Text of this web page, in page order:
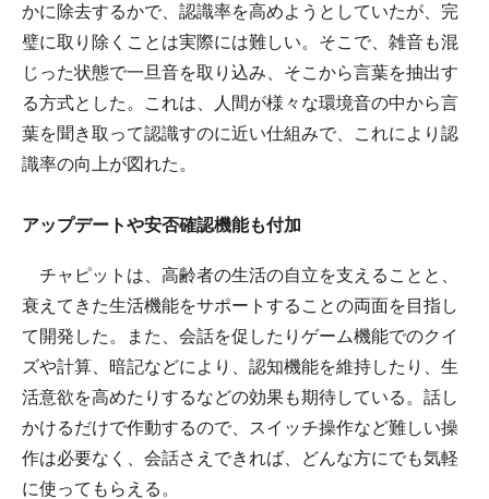
かに除去するかで、認識率を高めようとしていたが、完
璧に取り除くことは実際には難しい。そこで、雑音も混
じった状態で一旦音を取り込み、そこから言葉を抽出す
る方式とした。これは、人間が様々な環境音の中から言
葉を聞き取って認識すのに近い仕組みで、これにより認
識率の向上が図れた。
アップデートや安否確認機能も付加
チャピットは、高齢者の生活の自立を支えることと、
衰えてきた生活機能をサポートすることの両面を目指し
て開発した。また、会話を促したりゲーム機能でのクイ
ズや計算、暗記などにより、認知機能を維持したり、生
活意欲を高めたりするなどの効果も期待している。話し
かけるだけで作動するので、スイッチ操作など難しい操
作は必要なく、会話さえできれば、どんな方にでも気軽
に使ってもらえる。